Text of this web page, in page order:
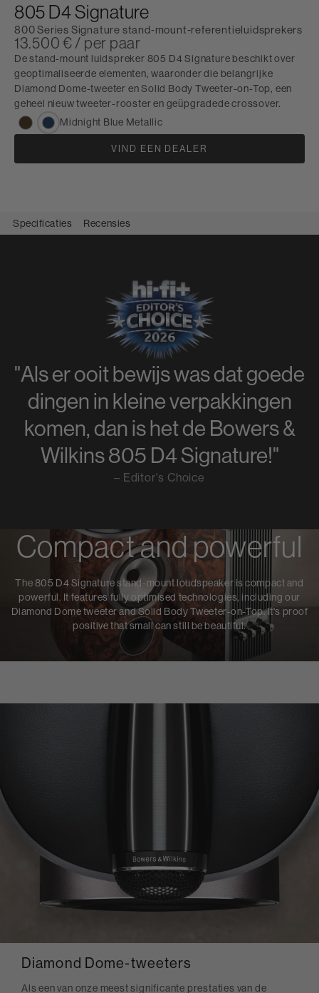
805 D4 Signature
800 Series Signature stand-mount-referentieluidsprekers
13.500 € / per paar
De stand-mount luidspreker 805 D4 Signature beschikt over
geoptimaliseerde elementen, waaronder die belangrijke
Diamond Dome-tweeter en Solid Body Tweeter-on-Top, een
geheel nieuw tweeter-rooster en geüpgradede crossover.
Midnight Blue Metallic
VIND EEN DEALER
Specificaties Recensies
"Als er ooit bewijs was dat goede
dingen in kleine verpakkingen
komen, dan is het de Bowers &
Wilkins 805 D4 Signature!"
– Editor's Choice
Compact and powerful
The 805 D4 Signature stand-mount loudspeaker is compact and
powerful. It features fully optimised technologies, including our
Diamond Dome tweeter and Solid Body Tweeter-on-Top. It's proof
positive that small can still be beautiful.
Diamond Dome-tweeters
Als een van onze meest significante prestaties van de